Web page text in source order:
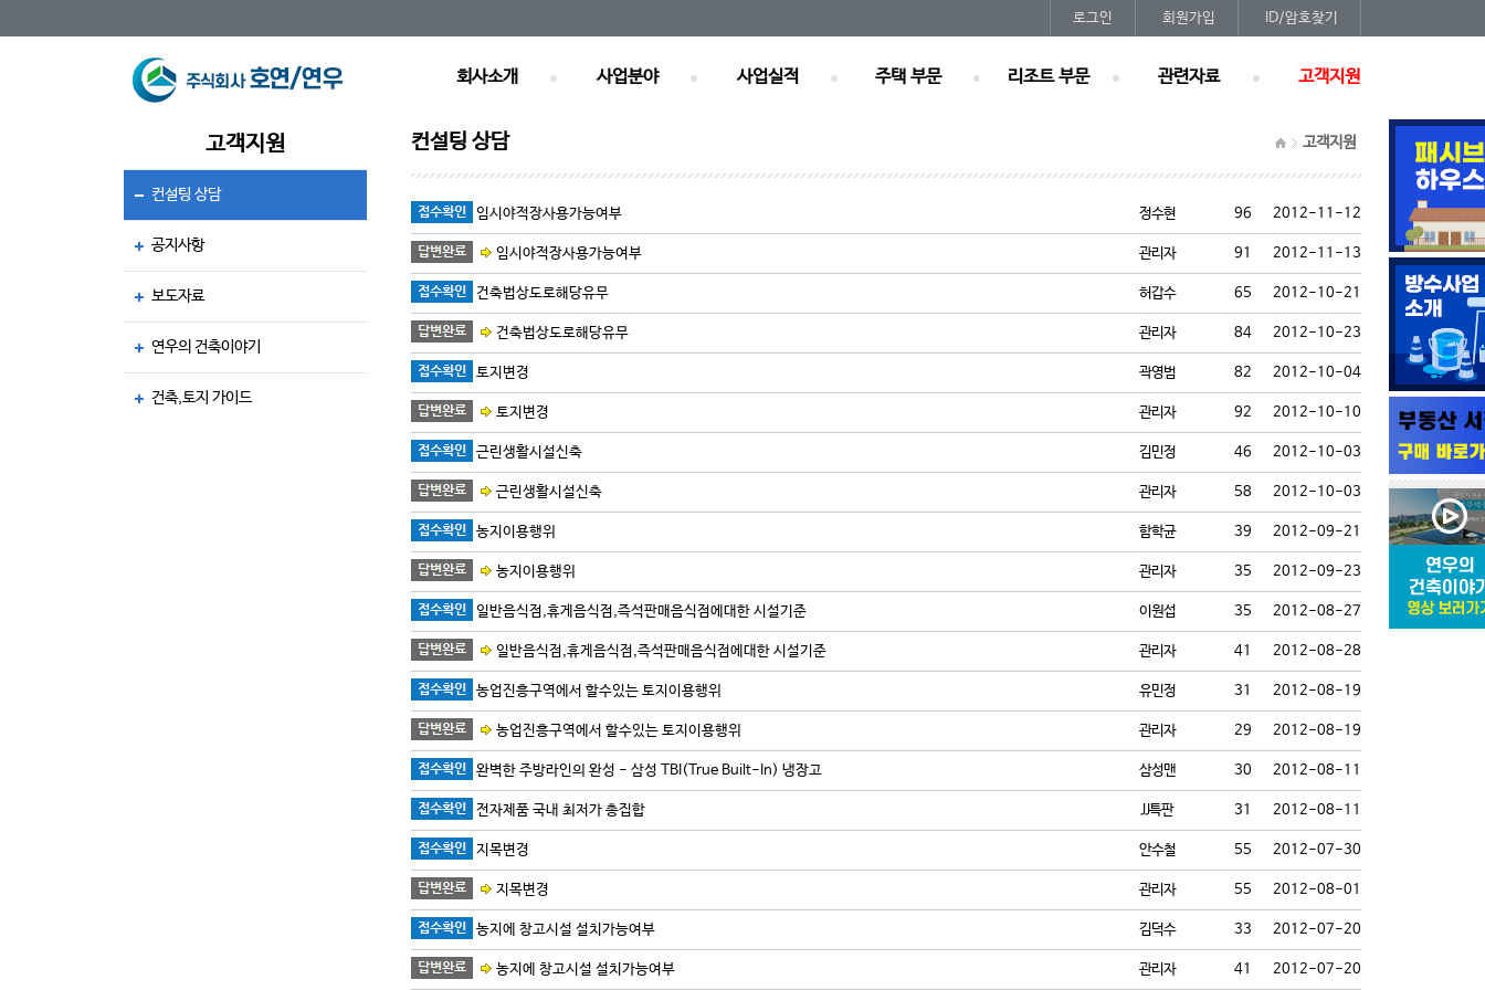
로그인 회원가입 ID/암호찾기
회사소개 사업분야 사업실적 주택 부문 리조트 부문 관련자료 고객지원
고객지원
컨설팅 상담
공지사항
보도자료
연우의 건축이야기
건축,토지 가이드
컨설팅 상담 고객지원
임시야적장사용가능여부 정수현 96 2012-11-12
임시야적장사용가능여부 관리자 91 2012-11-13
건축법상도로해당유무 허갑수 65 2012-10-21
건축법상도로해당유무 관리자 84 2012-10-23
토지변경 곽영범 82 2012-10-04
토지변경 관리자 92 2012-10-10
근린생활시설신축 김민정 46 2012-10-03
근린생활시설신축 관리자 58 2012-10-03
농지이용행위 함학균 39 2012-09-21
농지이용행위 관리자 35 2012-09-23
일반음식점,휴게음식점,즉석판매음식점에대한 시설기준 이원섭 35 2012-08-27
일반음식점,휴게음식점,즉석판매음식점에대한 시설기준 관리자 41 2012-08-28
농업진흥구역에서 할수있는 토지이용행위 유민정 31 2012-08-19
농업진흥구역에서 할수있는 토지이용행위 관리자 29 2012-08-19
완벽한 주방라인의 완성 - 삼성 TBI(True Built-In) 냉장고 삼성맨 30 2012-08-11
전자제품 국내 최저가 총집합 JJ특판 31 2012-08-11
지목변경 안수철 55 2012-07-30
지목변경 관리자 55 2012-08-01
농지에 창고시설 설치가능여부 김덕수 33 2012-07-20
농지에 창고시설 설치가능여부 관리자 41 2012-07-20